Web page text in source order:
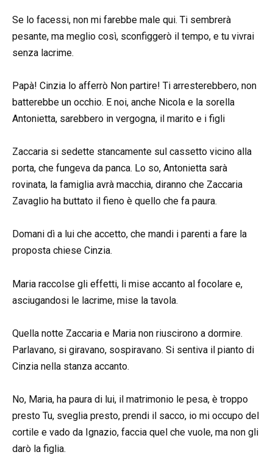
Se lo facessi, non mi farebbe male qui. Ti sembrerà
pesante, ma meglio così, sconfiggerò il tempo, e tu vivrai
senza lacrime.
Papà! Cinzia lo afferrò Non partire! Ti arresterebbero, non
batterebbe un occhio. E noi, anche Nicola e la sorella
Antonietta, sarebbero in vergogna, il marito e i figli
Zaccaria si sedette stancamente sul cassetto vicino alla
porta, che fungeva da panca. Lo so, Antonietta sarà
rovinata, la famiglia avrà macchia, diranno che Zaccaria
Zavaglio ha buttato il fieno è quello che fa paura.
Domani dì a lui che accetto, che mandi i parenti a fare la
proposta chiese Cinzia.
Maria raccolse gli effetti, li mise accanto al focolare e,
asciugandosi le lacrime, mise la tavola.
Quella notte Zaccaria e Maria non riuscirono a dormire.
Parlavano, si giravano, sospiravano. Si sentiva il pianto di
Cinzia nella stanza accanto.
No, Maria, ha paura di lui, il matrimonio le pesa, è troppo
presto Tu, sveglia presto, prendi il sacco, io mi occupo del
cortile e vado da Ignazio, faccia quel che vuole, ma non gli
darò la figlia.